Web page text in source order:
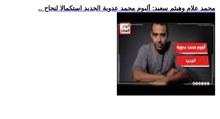
.. محمد علام وهيثم سعيد: ألبوم محمد عدوية الجديد استكمالا لنجاح